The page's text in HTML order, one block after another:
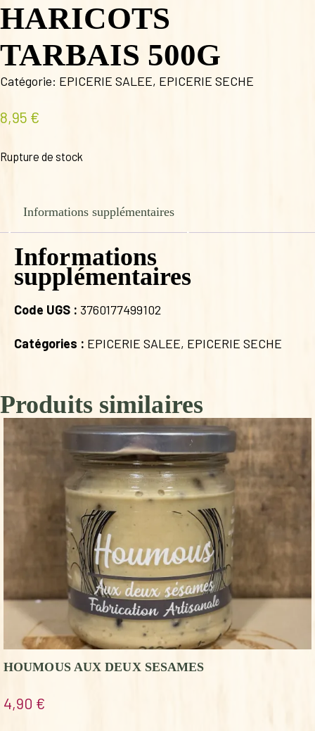
HARICOTS
TARBAIS 500G
Catégorie: EPICERIE SALEE, EPICERIE SECHE
8,95 €
Rupture de stock
Informations supplémentaires
Informations
supplémentaires
Code UGS : 3760177499102
Catégories : EPICERIE SALEE, EPICERIE SECHE
Produits similaires
HOUMOUS AUX DEUX SESAMES
4,90 €